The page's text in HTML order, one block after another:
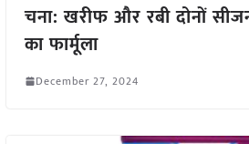
चना: खरीफ और रबी दोनों
का फार्मूला
December 27, 2024